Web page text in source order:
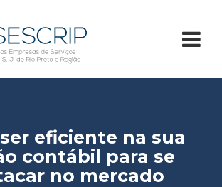
eficiente na sua
contábil para se
no mercado